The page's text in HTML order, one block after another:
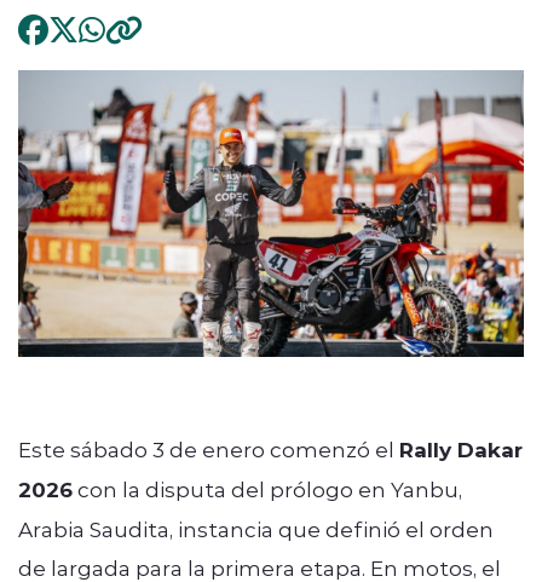
Este sábado 3 de enero comenzó el Rally Dakar
2026con la disputa del prólogo en Yanbu,
Arabia Saudita, instancia que definió el orden
de largada para la primera etapa. En motos, el